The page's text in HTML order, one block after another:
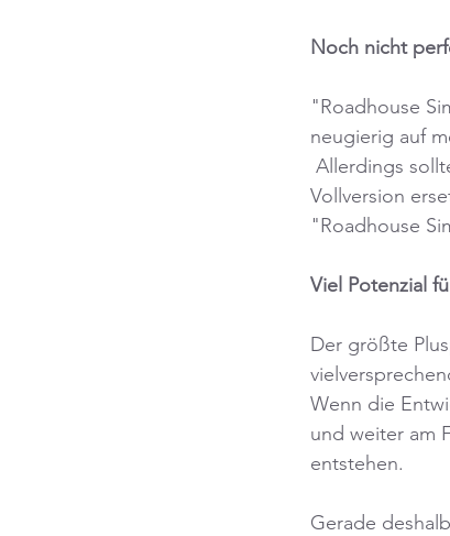
Noch nicht
"Roadhouse
neugierig auf
Allerdings
Vollversion
"Roadhouse
Viel Potenzial
Der größte
Wenn die
und weiter am
entstehen.
Gerade